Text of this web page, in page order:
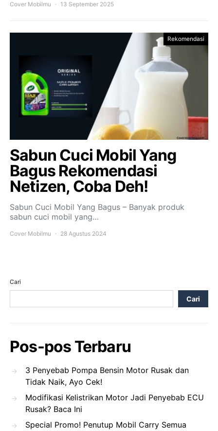
Cover Mobilmu 13 September 2025
Rekomendasi
Sabun Cuci Mobil Yang
Bagus Rekomendasi
Netizen, Coba Deh!
Sabun Cuci Mobil Yang Bagus – Banyak produk
sabun cuci mobil yang…
Cover Mobilmu 28 Agustus 2024
Cari
Cari
Pos-pos Terbaru
3 Penyebab Pompa Bensin Motor Rusak dan
Tidak Naik, Ayo Cek!
Modifikasi Kelistrikan Motor Jadi Penyebab ECU
Rusak? Baca Ini
Special Promo! Penutup Mobil Carry Semua